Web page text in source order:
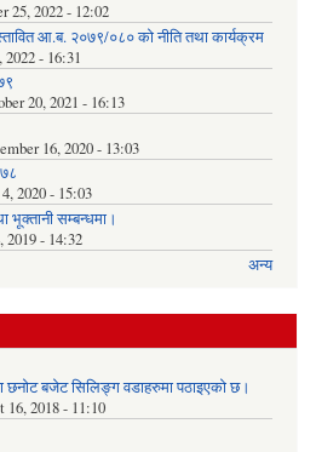
25, 2022 - 12:02
आ.ब. २०७९/०८० को नीति तथा कार्यक्रम
2022 - 16:31
20, 2021 - 16:13
16, 2020 - 13:03
2020 - 15:03
भूक्तानी सम्बन्धमा।
2019 - 14:32
अन्य
छनोट बजेट सिलिङ्ग वडाहरुमा पठाइएको छ​।
16, 2018 - 11:10